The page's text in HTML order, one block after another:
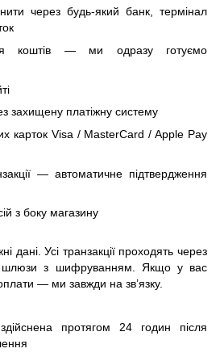
через будь-який банк, термінал
коштів — ми одразу готуємо
захищену платіжну систему
карток Visa / MasterCard / Apple Pay
— автоматичне підтвердження
з боку магазину
дані. Усі транзакції проходять через
шлюзи з шифруванням. Якщо у вас
— ми завжди на зв’язку.
протягом 24 годин після